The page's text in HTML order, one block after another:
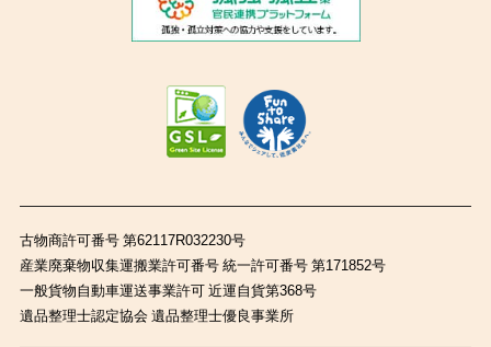
古物商許可番号 第62117R032230号
産業廃棄物収集運搬業許可番号 統一許可番号 第171852号
一般貨物自動車運送事業許可 近運自貨第368号
遺品整理士認定協会 遺品整理士優良事業所